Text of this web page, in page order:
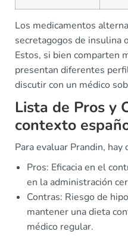
Los medicamentos
secretagogos de insulina
Estos, si bien comparten
presentan diferentes
discutir con un médico
Lista de Pros y
contexto
Para evaluar Prandin, hay
Pros: Eficacia en el
en la administración
Contras: Riesgo de
mantener una dieta
médico regular.